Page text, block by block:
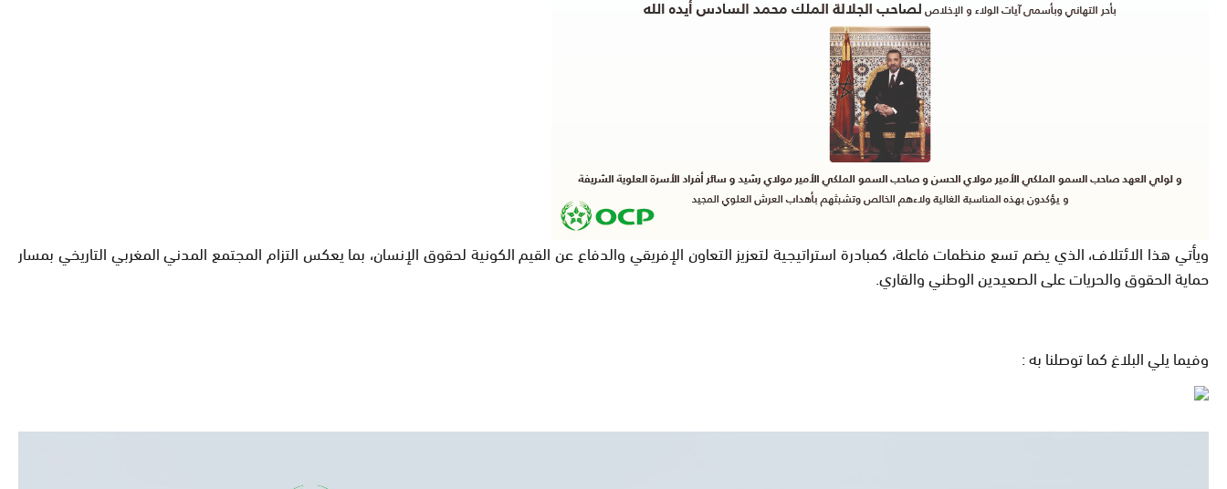
ويأتي هذا الائتلاف، الذي يضم تسع منظمات فاعلة، كمبادرة استراتيجية لتعزيز التعاون الإفريقي والدفاع عن القيم الكونية لحقوق الإنسان، بما يعكس التزام المجتمع المدني المغربي التاريخي بمسار
حماية الحقوق والحريات على الصعيدين الوطني والقاري.
وفيما يلي البلاغ كما توصلنا به :